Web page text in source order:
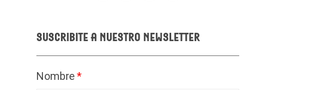
Suscribite a nuestro newsletter
Nombre